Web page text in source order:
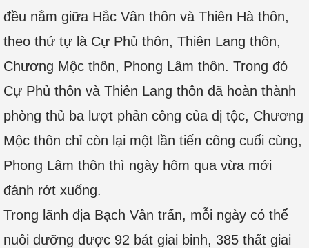
đều nằm giữa Hắc Vân thôn và Thiên Hà thôn,
theo thứ tự là Cự Phủ thôn, Thiên Lang thôn,
Chương Mộc thôn, Phong Lâm thôn. Trong đó
Cự Phủ thôn và Thiên Lang thôn đã hoàn thành
phòng thủ ba lượt phản công của dị tộc, Chương
Mộc thôn chỉ còn lại một lần tiến công cuối cùng,
Phong Lâm thôn thì ngày hôm qua vừa mới
đánh rớt xuống.
Trong lãnh địa Bạch Vân trấn, mỗi ngày có thể
nuôi dưỡng được 92 bát giai binh, 385 thất giai